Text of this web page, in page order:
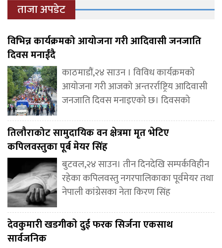
ताजा अपडेट
विभिन्न कार्यक्रमको आयोजना गरी आदिवासी जनजाति
दिवस मनाईंदै
काठमाडौं,२४ साउन । विविध कार्यक्रमको
आयोजना गरी आजको अन्तरर्राष्ट्रिय आदिवासी
जनजाति दिवस मनाइएको छ। दिवसको
तिलौराकोट सामुदायिक वन क्षेत्रमा मृत भेटिए
कपिलवस्तुका पूर्ब मेयर सिंह
बुटवल,२४ साउन। तीन दिनदेखि सम्पर्कविहीन
रहेका कपिलवस्तु नगरपालिकाका पूर्वमेयर तथा
नेपाली कांग्रेसका नेता किरण सिंह
देवकुमारी खडगीकाे दुई फरक सिर्जना एकसाथ
सार्वजनिक